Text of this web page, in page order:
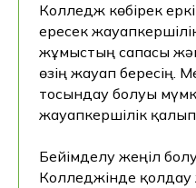
Колледж көбірек
ересек
жұмыстың сапасы
өзің жауап бересің.
тосындау болуы
жауапкершілік
Бейімделу жеңіл
Колледжінде қолдау
алыңыз
+7